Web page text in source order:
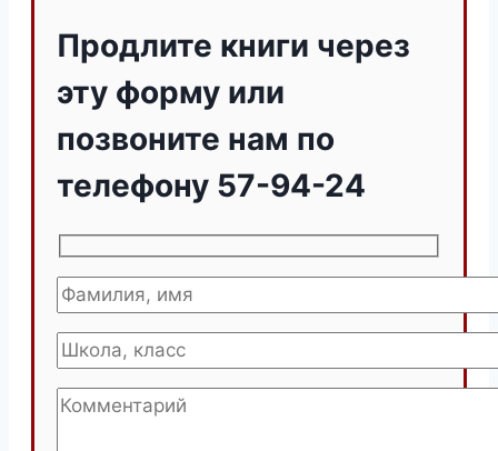
Продлите книги через
эту форму или
позвоните нам по
телефону 57-94-24